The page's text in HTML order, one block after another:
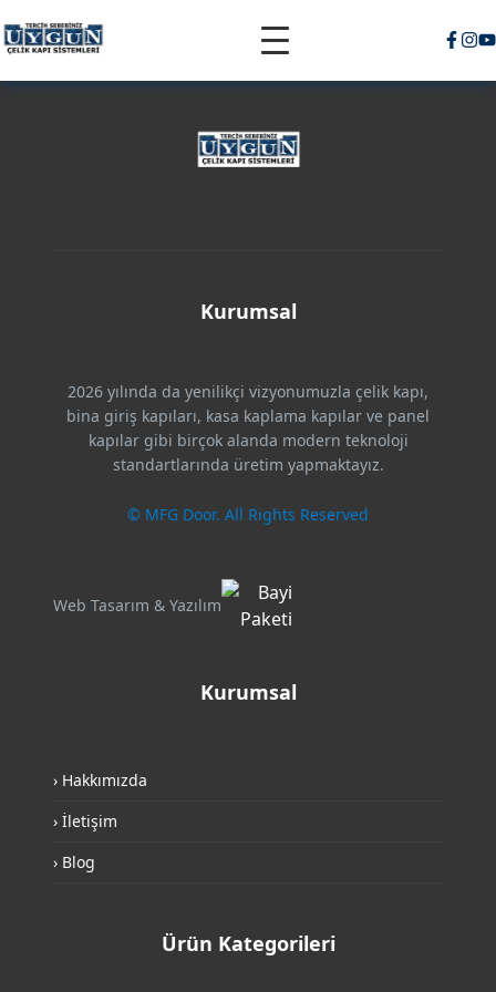
Kurumsal
2026 yılında da yenilikçi vizyonumuzla çelik kapı,
bina giriş kapıları, kasa kaplama kapılar ve panel
kapılar gibi birçok alanda modern teknoloji
standartlarında üretim yapmaktayız.
© MFG Door. All Rights Reserved
Web Tasarım & Yazılım
Kurumsal
› Hakkımızda
› İletişim
› Blog
Ürün Kategorileri